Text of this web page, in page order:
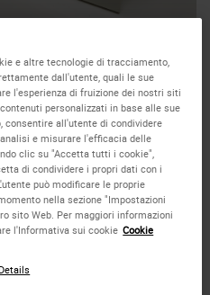
Blades
for diagnostic clarity
e altre tecnologie di tracciamento,
dall'utente, quali le sue
l'esperienza di fruizione dei nostri siti
personalizzati in base alle sue
all'utente di condividere
e misurare l'efficacia delle
clic su "Accetta tutti i cookie",
di condividere i propri dati con i
può modificare le proprie
nella sezione "Impostazioni
sito Web. Per maggiori informazioni
l'Informativa sui cookie Cookie